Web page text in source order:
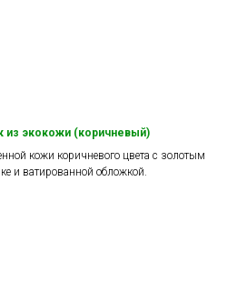
из экокожи (коричневый)
кожи коричневого цвета c золотым
и ватированной обложкой.